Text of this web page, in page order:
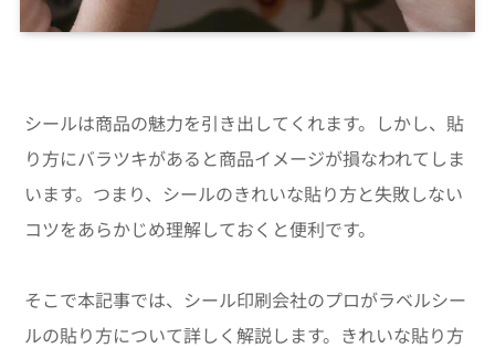
シールは商品の魅力を引き出してくれます。しかし、貼
り方にバラツキがあると商品イメージが損なわれてしま
います。つまり、シールのきれいな貼り方と失敗しない
コツをあらかじめ理解しておくと便利です。
そこで本記事では、シール印刷会社のプロがラベルシー
ルの貼り方について詳しく解説します。きれいな貼り方